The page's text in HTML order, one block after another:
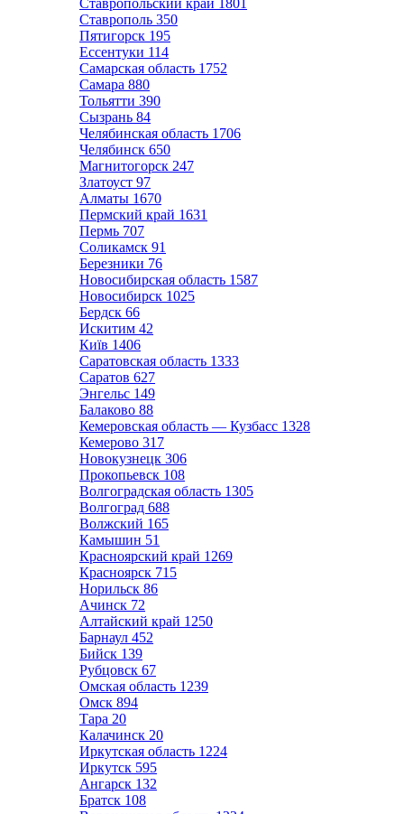
Ставропольский край 1801
Ставрополь 350
Пятигорск 195
Ессентуки 114
Самарская область 1752
Самара 880
Тольятти 390
Сызрань 84
Челябинская область 1706
Челябинск 650
Магнитогорск 247
Златоуст 97
Алматы 1670
Пермский край 1631
Пермь 707
Соликамск 91
Березники 76
Новосибирская область 1587
Новосибирск 1025
Бердск 66
Искитим 42
Київ 1406
Саратовская область 1333
Саратов 627
Энгельс 149
Балаково 88
Кемеровская область — Кузбасс 1328
Кемерово 317
Новокузнецк 306
Прокопьевск 108
Волгоградская область 1305
Волгоград 688
Волжский 165
Камышин 51
Красноярский край 1269
Красноярск 715
Норильск 86
Ачинск 72
Алтайский край 1250
Барнаул 452
Бийск 139
Рубцовск 67
Омская область 1239
Омск 894
Тара 20
Калачинск 20
Иркутская область 1224
Иркутск 595
Ангарск 132
Братск 108